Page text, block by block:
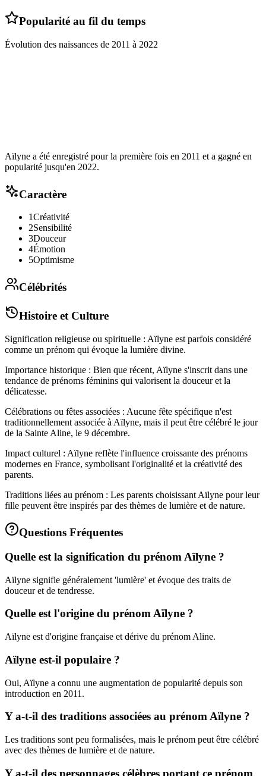
Popularité au fil du temps
Évolution des naissances de 2011 à 2022
Aïlyne a été enregistré pour la première fois en 2011 et a gagné en
popularité jusqu'en 2022.
Caractère
1Créativité
2Sensibilité
3Douceur
4Émotion
5Optimisme
Célébrités
Histoire et Culture
Signification religieuse ou spirituelle : Aïlyne est parfois considéré
comme un prénom qui évoque la lumière divine.
Importance historique : Bien que récent, Aïlyne s'inscrit dans une
tendance de prénoms féminins qui valorisent la douceur et la
délicatesse.
Célébrations ou fêtes associées : Aucune fête spécifique n'est
traditionnellement associée à Aïlyne, mais il peut être célébré le jour
de la Sainte Aline, le 9 décembre.
Impact culturel : Aïlyne reflète l'influence croissante des prénoms
modernes en France, symbolisant l'originalité et la créativité des
parents.
Traditions liées au prénom : Les parents choisissant Aïlyne pour leur
fille peuvent être inspirés par des thèmes de lumière et de nature.
Questions Fréquentes
Quelle est la signification du prénom Aïlyne ?
Aïlyne signifie généralement 'lumière' et évoque des traits de
douceur et de tendresse.
Quelle est l'origine du prénom Aïlyne ?
Aïlyne est d'origine française et dérive du prénom Aline.
Aïlyne est-il populaire ?
Oui, Aïlyne a connu une augmentation de popularité depuis son
introduction en 2011.
Y a-t-il des traditions associées au prénom Aïlyne ?
Les traditions sont peu formalisées, mais le prénom peut être célébré
avec des thèmes de lumière et de nature.
Y a-t-il des personnages célèbres portant ce prénom